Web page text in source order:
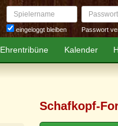
Spielername
eingeloggt bleiben
Passwort
Passwort
Ehrentribüne Kalender
Schafkopf-